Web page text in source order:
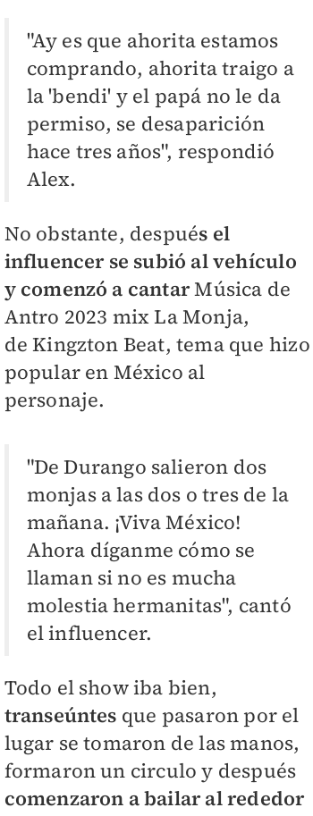
"Ay es que ahorita estamos
comprando, ahorita traigo a
la 'bendi' y el papá no le da
permiso, se desaparición
hace tres años", respondió
Alex.
No obstante, después el
influencer se subió al vehículo
y comenzó a cantarMúsica de
Antro 2023 mix La Monja,
de Kingzton Beat, tema que hizo
popular en México al
personaje.
"De Durango salieron dos
monjas a las dos o tres de la
mañana. ¡Viva México!
Ahora díganme cómo se
llaman si no es mucha
molestia hermanitas", cantó
el influencer.
Todo el show iba bien,
transeúntes que pasaron por el
lugar se tomaron de las manos,
formaron un circulo y después
comenzaron a bailar al rededor